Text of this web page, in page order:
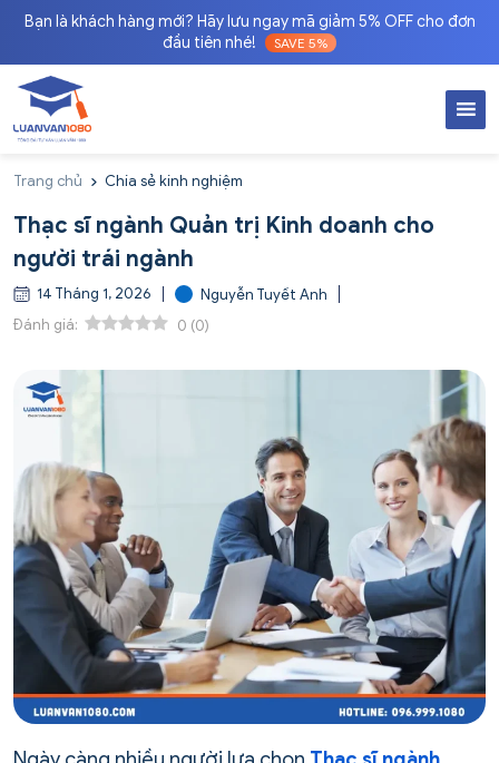
Bạn là khách hàng mới? Hãy lưu ngay mã giảm 5% OFF cho đơn
đầu tiên nhé!
SAVE 5%
Trang chủ Chia sẻ kinh nghiệm
Thạc sĩ ngành Quản trị Kinh doanh cho
người trái ngành
14 Tháng 1, 2026
Nguyễn Tuyết Anh
Đánh giá:
0 (0)